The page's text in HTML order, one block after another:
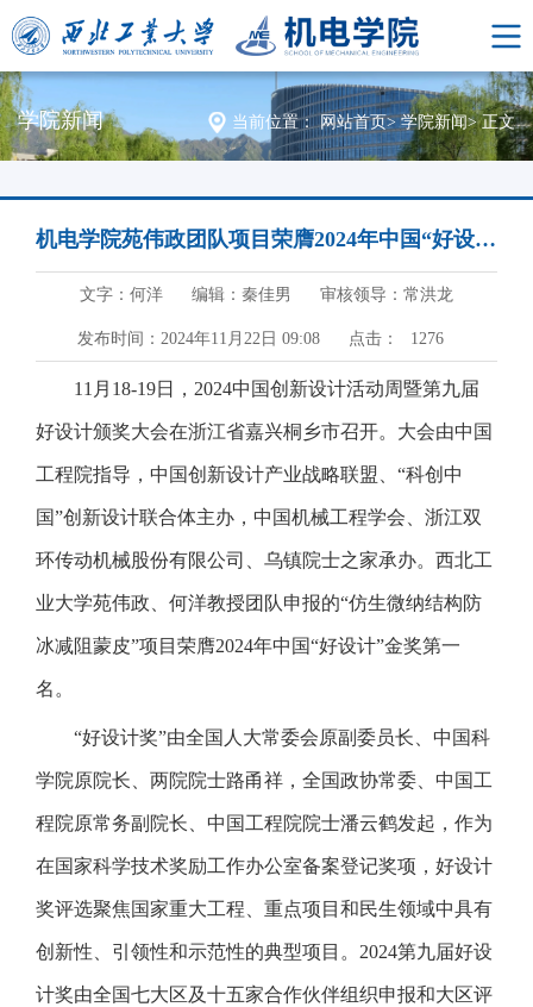
学院新闻 当前位置： 网站首页> 学院新闻> 正文
机电学院苑伟政团队项目荣膺2024年中国“好设计”金奖第一名
文字：何洋 编辑：秦佳男 审核领导：常洪龙
发布时间：2024年11月22日 09:08 点击： 1276
11月18-19日，2024中国创新设计活动周暨第九届
好设计颁奖大会在浙江省嘉兴桐乡市召开。大会由中国
工程院指导，中国创新设计产业战略联盟、“科创中
国”创新设计联合体主办，中国机械工程学会、浙江双
环传动机械股份有限公司、乌镇院士之家承办。西北工
业大学苑伟政、何洋教授团队申报的“仿生微纳结构防
冰减阻蒙皮”项目荣膺2024年中国“好设计”金奖第一
名。
“好设计奖”由全国人大常委会原副委员长、中国科
学院原院长、两院院士路甬祥，全国政协常委、中国工
程院原常务副院长、中国工程院院士潘云鹤发起，作为
在国家科学技术奖励工作办公室备案登记奖项，好设计
奖评选聚焦国家重大工程、重点项目和民生领域中具有
创新性、引领性和示范性的典型项目。2024第九届好设
计奖由全国七大区及十五家合作伙伴组织申报和大区评